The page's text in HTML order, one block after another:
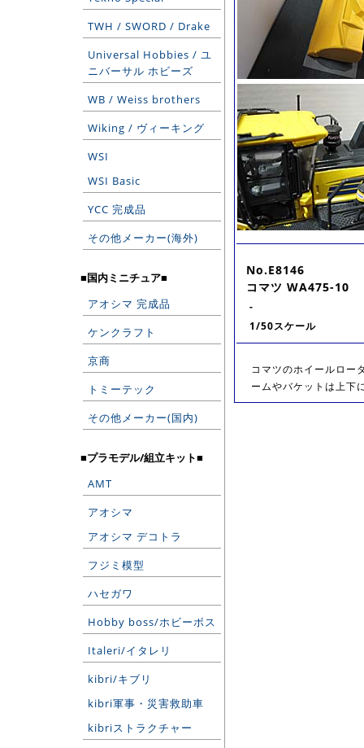
TWH / SWORD / Drake
Universal Hobbies / ユ
ニバーサル ホビーズ
WB / Weiss brothers
Wiking / ヴィーキング
WSI
WSI Basic
YCC 完成品
その他メーカー(海外)
■国内ミニチュア■
アオシマ 完成品
ケンクラフト
京商
トミーテック
その他メーカー(国内)
■プラモデル/組立キット■
AMT
アオシマ
アオシマ デコトラ
フジミ模型
ハセガワ
Hobby boss/ホビーボス
Italeri/イタレリ
kibri/キブリ
kibri軍事・災害救助車
kibriストラクチャー
No.E8146
コマツ WA475-10
-
1/50スケール
コマツのホイールロー
ームやバケットは上下